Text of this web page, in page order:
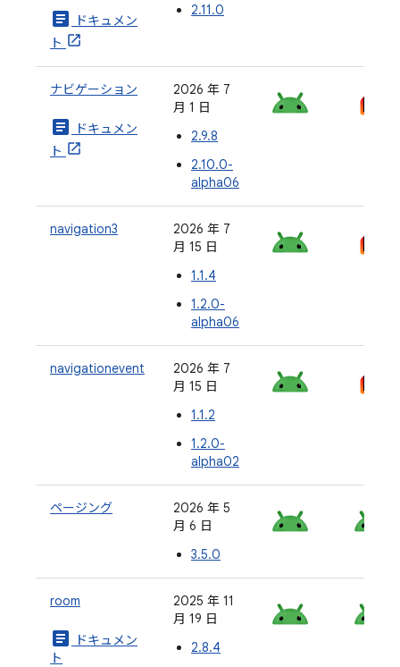
article
ドキュメン
ト
2.11.0
ナビゲーション
article
ドキュメン
ト
2026 年 7
月 1 日
2.9.8
2.10.0-
alpha06
navigation3
2026 年 7
月 15 日
1.1.4
1.2.0-
alpha06
navigationevent
2026 年 7
月 15 日
1.1.2
1.2.0-
alpha02
ページング
2026 年 5
月 6 日
3.5.0
room
article
ドキュメン
ト
2025 年 11
月 19 日
2.8.4